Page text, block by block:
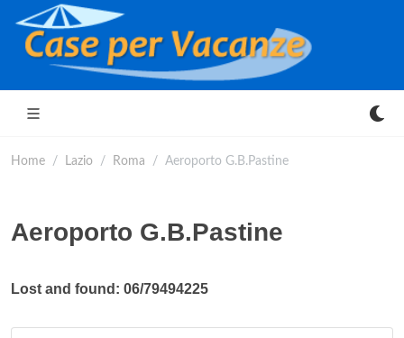
Home Lazio Roma Aeroporto G.B.Pastine
Aeroporto G.B.Pastine
Lost and found: 06/79494225